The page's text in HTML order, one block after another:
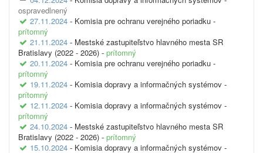
ospravedlnený
27.11.2024 - Komisia pre ochranu verejného poriadku -
prítomný
21.11.2024 - Mestské zastupiteľstvo hlavného mesta SR
Bratislavy (2022 - 2026) - prítomný
20.11.2024 - Komisia pre ochranu verejného poriadku -
prítomný
19.11.2024 - Komisia dopravy a informačných systémov -
prítomný
12.11.2024 - Komisia dopravy a informačných systémov -
prítomný
24.10.2024 - Mestské zastupiteľstvo hlavného mesta SR
Bratislavy (2022 - 2026) - prítomný
15.10.2024 - Komisia dopravy a informačných systémov -